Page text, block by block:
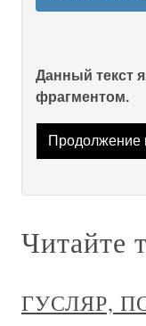
Данный текст
фрагментом.
Продолжение
Читайте
ГУСЛЯР,